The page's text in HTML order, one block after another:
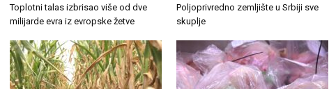
Toplotni talas izbrisao više od dve
milijarde evra iz evropske žetve
Poljoprivredno zemljište u Srbiji sve
skuplje